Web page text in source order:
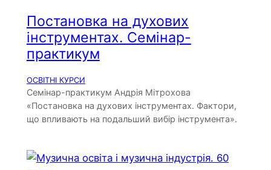
Постановка на духових
інструментах. Семінар-
практикум
ОСВІТНІ КУРСИ
Семінар-практикум Андрія Мітрохова
«Постановка на духових інструментах. Фактори,
що впливають на подальший вибір інструмента».